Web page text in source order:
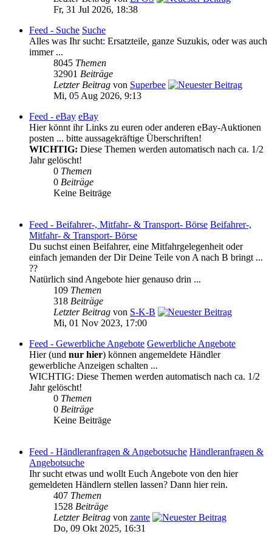
Fr, 31 Jul 2026, 18:38
Feed - Suche Suche
Alles was Ihr sucht: Ersatzteile, ganze Suzukis, oder was auch
immer ...
8045 Themen
32901 Beiträge
Letzter Beitrag von Superbee
Mi, 05 Aug 2026, 9:13
Feed - eBay eBay
Hier könnt ihr Links zu euren oder anderen eBay-Auktionen
posten ... bitte aussagekräftige Überschriften!
WICHTIG: Diese Themen werden automatisch nach ca. 1/2
Jahr gelöscht!
0 Themen
0 Beiträge
Keine Beiträge
Feed - Beifahrer-, Mitfahr- & Transport- Börse Beifahrer-,
Mitfahr- & Transport- Börse
Du suchst einen Beifahrer, eine Mitfahrgelegenheit oder
einfach jemanden der Dir Deine Teile von A nach B bringt ...
??
Natürlich sind Angebote hier genauso drin ...
109 Themen
318 Beiträge
Letzter Beitrag von S-K-B
Mi, 01 Nov 2023, 17:00
Feed - Gewerbliche Angebote Gewerbliche Angebote
Hier (und nur hier) können angemeldete Händler
gewerbliche Anzeigen schalten ...
WICHTIG: Diese Themen werden automatisch nach ca. 1/2
Jahr gelöscht!
0 Themen
0 Beiträge
Keine Beiträge
Feed - Händleranfragen & Angebotsuche Händleranfragen &
Angebotsuche
Ihr sucht etwas und wollt Euch Angebote von den hier
gemeldeten Händlern stellen lassen? Dann hier rein.
407 Themen
1528 Beiträge
Letzter Beitrag von zante
Do, 09 Okt 2025, 16:31